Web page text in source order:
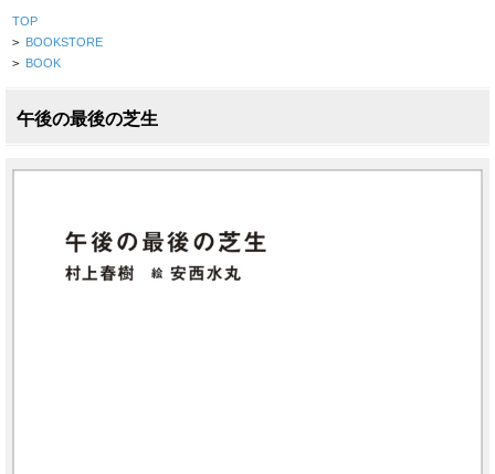
TOP
> BOOKSTORE
> BOOK
午後の最後の芝生